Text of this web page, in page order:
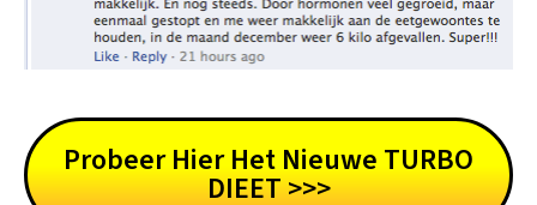
Probeer Hier Het Nieuwe TURBO
DIEET >>>